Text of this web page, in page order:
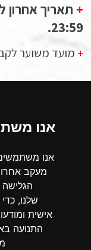
אנו
אנו משתמשים
מעקב
שלנו,
אישית
התנועה
+
23:59.
+ מועד משוער לקבלת
לפרטים נוספים
info@nfct.org.il